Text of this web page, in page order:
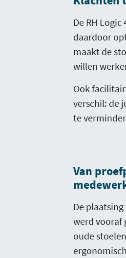
De RH
daardoor
maakt de
willen
Ook
verschil: de
te
Van
De
werd vooraf
oude